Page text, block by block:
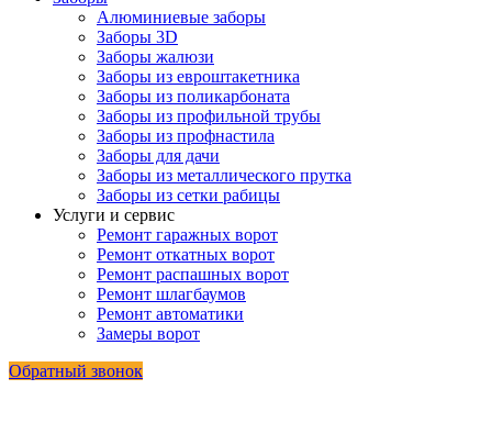
Алюминиевые заборы
Заборы 3D
Заборы жалюзи
Заборы из евроштакетника
Заборы из поликарбоната
Заборы из профильной трубы
Заборы из профнастила
Заборы для дачи
Заборы из металлического прутка
Заборы из сетки рабицы
Услуги и сервис
Ремонт гаражных ворот
Ремонт откатных ворот
Ремонт распашных ворот
Ремонт шлагбаумов
Ремонт автоматики
Замеры ворот
Обратный звонок